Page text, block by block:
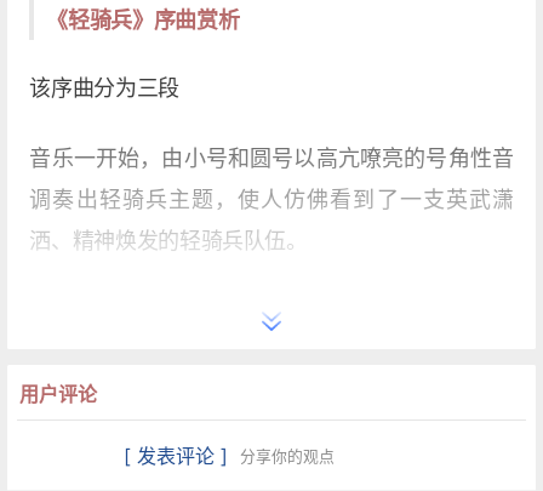
《轻骑兵》序曲赏析
该序曲分为三段
音乐一开始，由小号和圆号以高亢嘹亮的号角性音
调奏出轻骑兵主题，使人仿佛看到了一支英武潇
洒、精神焕发的轻骑兵队伍。
紧接着，长号用合奏与这一主题相呼应，形成了浓
的节奏型奏出一个轻捷明快的主题，表现了轻骑兵
用户评论
[ 发表评论 ] 分享你的观点